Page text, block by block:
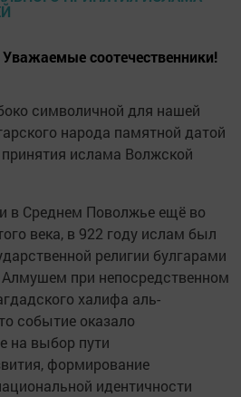
соотечественники!
символичной для нашей
народа памятной датой
ислама Волжской
в Среднем Поволжье ещё во
века, в 922 году ислам был
религии булгарами
Алмушем при непосредственном
халифа аль-
событие оказало
на выбор пути
формирование
идентичности